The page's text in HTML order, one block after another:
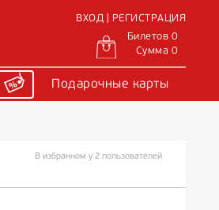
ВХОД | РЕГИСТРАЦИЯ
Билетов 0
Сумма 0
Подарочные карты
В избранном у 2 пользователей